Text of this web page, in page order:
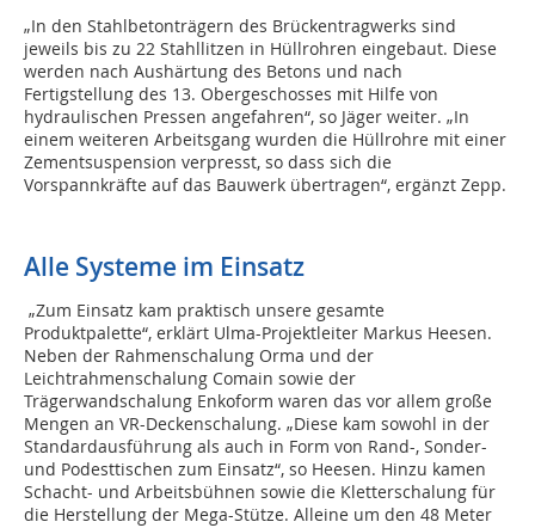
„In den Stahlbetonträgern des Brückentragwerks sind
jeweils bis zu 22 Stahllitzen in Hüllrohren eingebaut. Diese
werden nach Aushärtung des Betons und nach
Fertigstellung des 13. Obergeschosses mit Hilfe von
hydraulischen Pressen angefahren“, so Jäger weiter. „In
einem weiteren Arbeitsgang wurden die Hüllrohre mit einer
Zementsuspension verpresst, so dass sich die
Vorspannkräfte auf das Bauwerk übertragen“, ergänzt Zepp.
Alle Systeme im Einsatz
„Zum Einsatz kam praktisch unsere gesamte
Produktpalette“, erklärt Ulma-Projektleiter Markus Heesen.
Neben der Rahmenschalung Orma und der
Leichtrahmenschalung Comain sowie der
Trägerwandschalung Enkoform waren das vor allem große
Mengen an VR-Deckenschalung. „Diese kam sowohl in der
Standardausführung als auch in Form von Rand-, Sonder-
und Podesttischen zum Einsatz“, so Heesen. Hinzu kamen
Schacht- und Arbeitsbühnen sowie die Kletterschalung für
die Herstellung der Mega-Stütze. Alleine um den 48 Meter